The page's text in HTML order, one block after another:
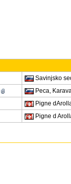
Savinjsko
Peca,
Pigne
Pigne d